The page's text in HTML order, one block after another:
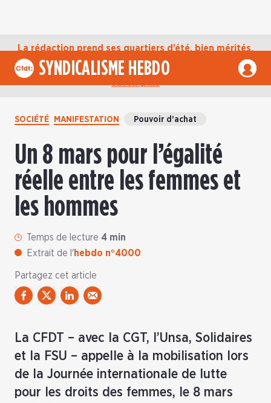
La rédaction prend ses quartiers d’été, bien mérités,
jusqu’au mardi 1er septembre. D’ici là, retrouvez
l’actualité de la CFDT sur notre compte Bluesky. En
SYNDICALISME HEBDO
SOCIÉTÉ MANIFESTATION Pouvoir d’achat
Un 8 mars pour l’égalité
réelle entre les femmes et
les hommes
Temps de lecture 4 min
Extrait de l'hebdo n°4000
Partagez cet article
La CFDT – avec la CGT, l’Unsa, Solidaires
et la FSU – appelle à la mobilisation lors
de la Journée internationale de lutte
pour les droits des femmes, le 8 mars